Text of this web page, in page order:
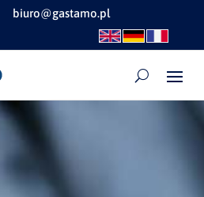
biuro@gastamo.pl